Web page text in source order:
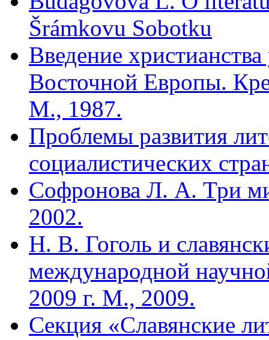
Šrámkovu Sobotku
Введение
Восточной Европы.
М., 1987.
Проблемы развития
социалистических
Софронова Л. А. Три
2002.
Н. В. Гоголь и
международной
2009 г. М., 2009.
Cекция «Славянские